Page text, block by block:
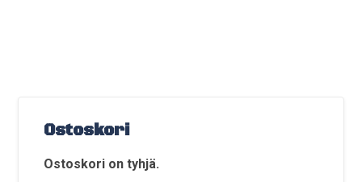
Ostoskori
Ostoskori on tyhjä.